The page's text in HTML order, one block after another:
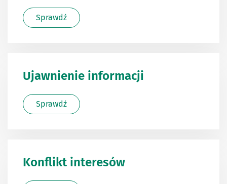
Sprawdź
Ujawnienie informacji
Sprawdź
Konflikt interesów